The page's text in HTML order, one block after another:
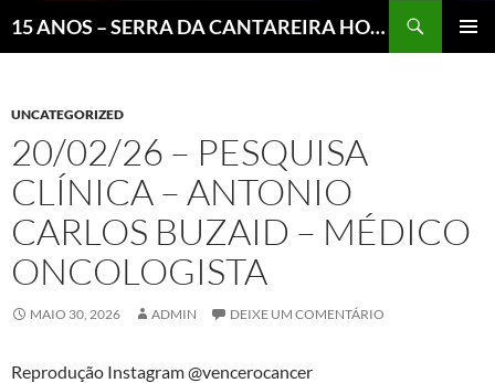
15 ANOS – SERRA DA CANTAREIRA HOJE E COTIDIANO DO BRASIL E DO MUNDO
UNCATEGORIZED
20/02/26 – PESQUISA
CLÍNICA – ANTONIO
CARLOS BUZAID – MÉDICO
ONCOLOGISTA
MAIO 30, 2026 ADMIN DEIXE UM COMENTÁRIO
Reprodução Instagram @vencerocancer